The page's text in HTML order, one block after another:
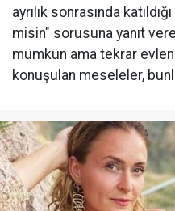
ayrılık sonrasında
misin" sorusuna yanıt
mümkün ama tekrar
konuşulan meseleler,